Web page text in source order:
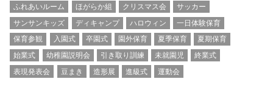
ふれあいルーム
ほがらか組 クリスマス会
サッカー
サンサンキッズ
ディキャンプ ハロウィン
一日体験保育
保育参観
入園式 卒園式 園外保育 夏季保育
夏期保育
始業式
幼稚園説明会 引き取り訓練 未就園児
終業式
表現発表会
豆まき 造形展 進級式 運動会